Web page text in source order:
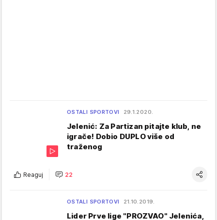
OSTALI SPORTOVI 29.1.2020.
Jelenić: Za Partizan pitajte klub, ne
igrače! Dobio DUPLO više od
traženog
Reaguj 22
OSTALI SPORTOVI 21.10.2019.
Lider Prve lige "PROZVAO" Jelenića,